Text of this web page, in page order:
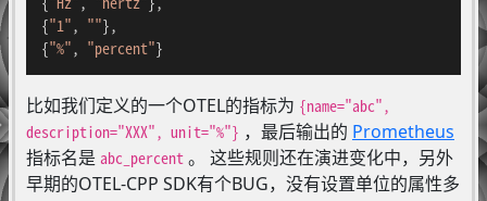
{"1", ""},
{"%", "percent"}
比如我们定义的一个OTEL的指标为 {name="abc",
description="XXX", unit="%"} ，最后输出的 Prometheus
指标名是 abc_percent。 这些规则还在演进变化中，另外
早期的OTEL-CPP SDK有个BUG，没有设置单位的属性多